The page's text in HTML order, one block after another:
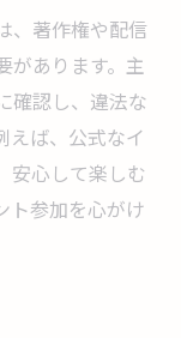
、著作権や配信
があります。主
確認し、違法な
えば、公式なイ
安心して楽しむ
ト参加を心がけ